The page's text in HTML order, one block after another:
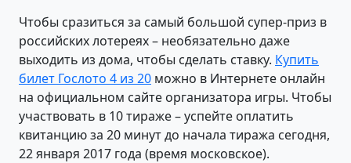
Чтобы сразиться за самый большой супер-приз в
российских лотереях – необязательно даже
выходить из дома, чтобы сделать ставку. Купить
билет Гослото 4 из 20 можно в Интернете онлайн
на официальном сайте организатора игры. Чтобы
участвовать в 10 тираже – успейте оплатить
квитанцию за 20 минут до начала тиража сегодня,
22 января 2017 года (время московское).